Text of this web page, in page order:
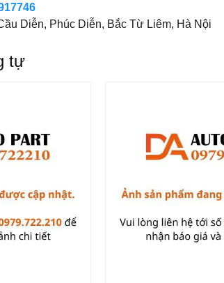
Diễn, Phúc Diễn, Bắc Từ Liêm, Hà Nội
tự